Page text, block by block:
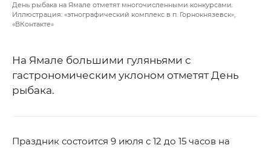
День рыбака на Ямале отметят многочисленными конкурсами.
Иллюстрация: «этнографический комплекс в п. Горнокнязевск»,
«ВКонтакте»
На Ямале большими гуляньями с
гастрономическим уклоном отметят День
рыбака.
Праздник состоится 9 июля с 12 до 15 часов на